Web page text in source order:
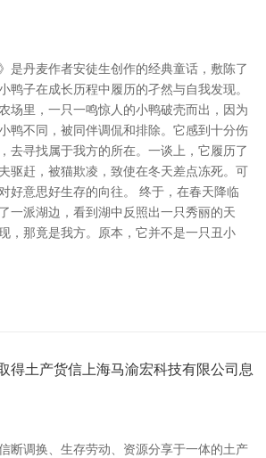
是丹麦作者安徒生创作的经典童话，敷陈了
鸭子在成长历程中履历的孑然与自我发现。
场里，一只一鸣惊人的小鸭破壳而出，因为
鸭不同，被同伴调侃和排除。它感到十分伤
去寻找属于我方的所在。一谈上，它履历了
驱赶，被猫欺凌，致使在冬天差点冻死。可
好意思好生存的向往。 终于，在春天降临
一派湖边，看到湖中反照出一只秀丽的天
，那竟是我方。原本，它并不是一只丑小
得土产货信上海马渝宏科技有限公司息
断调换、生存劳动、资源分享于一体的土产